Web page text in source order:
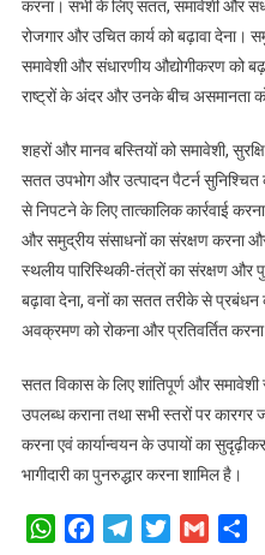
करना। सभी के लिए सतत, समावेशी और
रोजगार और उचित कार्य को बढ़ावा देना।
समावेशी और संधारणीय औद्योगीकरण को
राष्ट्रों के अंदर और उनके बीच असमानता
शहरों और मानव बस्तियों को समावेशी,
सतत उपभोग और उत्पादन पैटर्न
से निपटने के लिए तात्कालिक कार्रवाई
और समुद्रीय संसाधनों का संरक्षण करना
स्थलीय पारिस्थिकी-तंत्रों का संरक्षण
बढ़ावा देना, वनों का सतत तरीके से
अवक्रमण को रोकना और प्रतिवर्तित
सतत विकास के लिए शांतिपूर्ण और समावेशी
उपलब्ध कराना तथा सभी स्तरों पर कारगर
करना एवं कार्यान्वयन के उपायों का
भागीदारी का पुनरुद्धार करना शामिल है।
WhatsAppFacebookTelegramTwitterGmail